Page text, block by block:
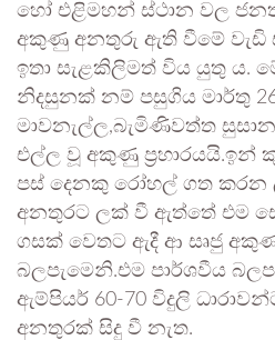
හෝ එළිමහන් ස්ථාන වල
අකුණු අනතුරු ඇති වීමේ වැඩි
ඉතා සැළකිලිමත් විය යුතු ය.
නිදසුනක් නම් පසුගිය මාර්තු
මාවනැල්ල,බැමිණිවත්ත
එල්ල වූ අකුණු ප්‍රහාරයයි.ඉන්
පස් දෙනකු රෝහල් ගත කරන
අනතුරට ලක් වී ඇත්තේ එම
ගසක් වෙතට ඇදී ආ සෘජු
බලපැමෙනි.එම පාර්ශවීය
ඇම්පියර් 60-70 විදුලි
අනතුරක් සිදු වී නැත.